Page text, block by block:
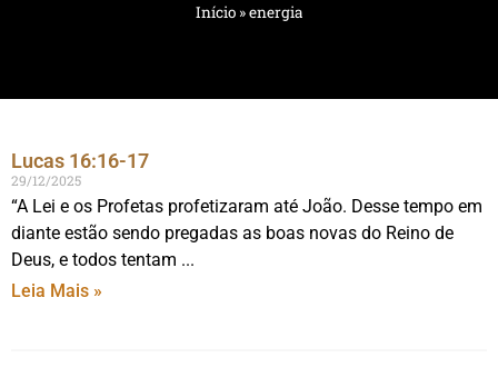
Início»energia
Lucas 16:16-17
29/12/2025
“A Lei e os Profetas profetizaram até João. Desse tempo em
diante estão sendo pregadas as boas novas do Reino de
Deus, e todos tentam
Leia Mais »